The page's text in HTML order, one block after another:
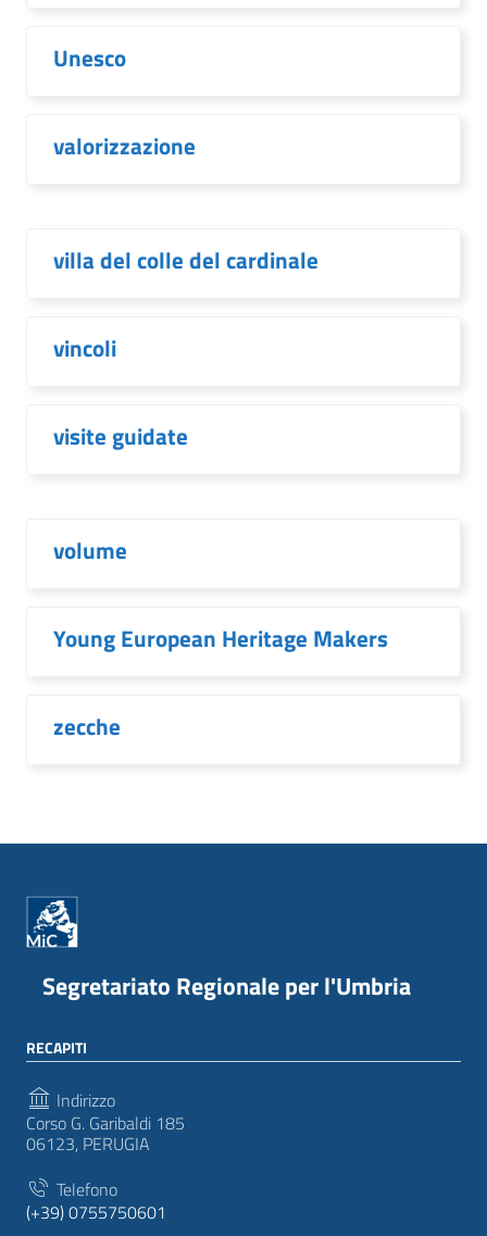
Unesco
valorizzazione
villa del colle del cardinale
vincoli
visite guidate
volume
Young European Heritage Makers
zecche
Segretariato Regionale per l'Umbria
RECAPITI
Indirizzo
Corso G. Garibaldi 185
06123, PERUGIA
Telefono
(+39) 0755750601